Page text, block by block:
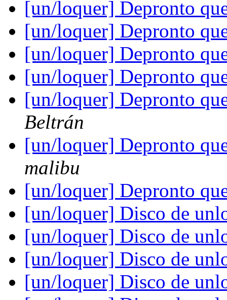
[un/loquer] Depronto
[un/loquer] Depronto
[un/loquer] Depronto
[un/loquer] Depronto
[un/loquer] Depronto
Beltrán
[un/loquer] Depronto
malibu
[un/loquer] Depronto
[un/loquer] Disco de
[un/loquer] Disco de
[un/loquer] Disco de
[un/loquer] Disco de